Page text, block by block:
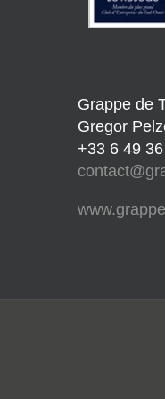
Grappe de
Gregor
+33 6 49